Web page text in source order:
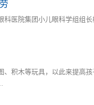
医院集团小儿眼科学组组
积木等玩具，以此来提高